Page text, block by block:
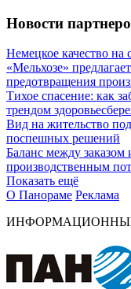
Новости
Немецкое качество на
«Мельхозе»
предотвращения
Тихое спасение: как
трендом
Вид на жительство
поспешных решений
Баланс между
производственным
Показать ещё
О Панораме Реклама